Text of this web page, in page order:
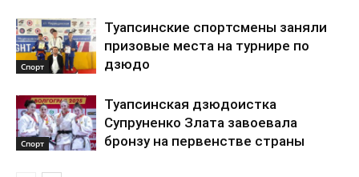
Спорт
Туапсинские спортсмены заняли
призовые места на турнире по
дзюдо
Спорт
Туапсинская дзюдоистка
Супруненко Злата завоевала
бронзу на первенстве страны